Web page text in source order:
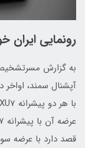
رونمایی ایران
به گزارش
قصد دارد با عرضه